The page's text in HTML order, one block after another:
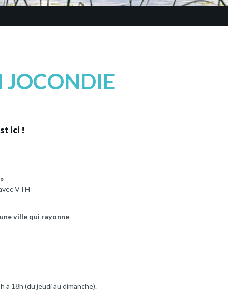
JOCONDIE
ici !
VTH
ville qui rayonne
à 18h (du jeudi au dimanche).